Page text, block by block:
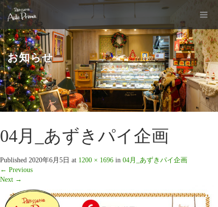
お知らせ
04月_あずきパイ企画
Published 2020年6月5日 at 1200 × 1696 in 04月_あずきパイ企画
← Previous
Next →